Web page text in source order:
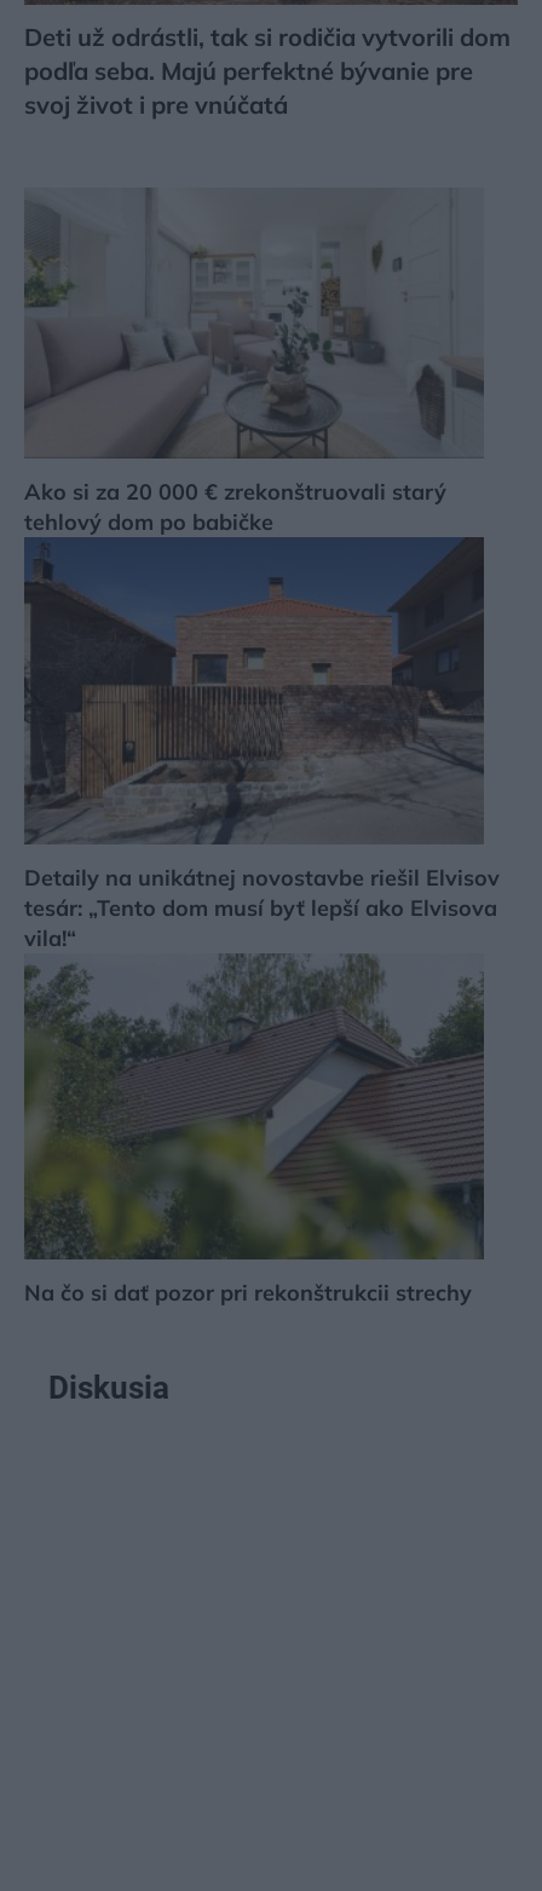
Deti už odrástli, tak si rodičia vytvorili dom
podľa seba. Majú perfektné bývanie pre
svoj život i pre vnúčatá
Ako si za 20 000 € zrekonštruovali starý
tehlový dom po babičke
Detaily na unikátnej novostavbe riešil Elvisov
tesár: „Tento dom musí byť lepší ako Elvisova
vila!“
Na čo si dať pozor pri rekonštrukcii strechy
Diskusia